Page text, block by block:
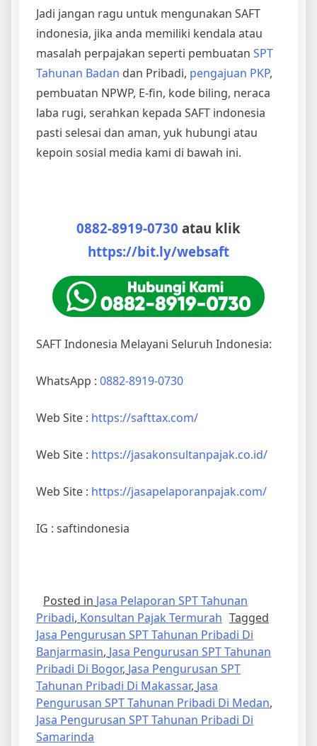
Jadi jangan ragu untuk mengunakan SAFT
indonesia, jika anda memiliki kendala atau
masalah perpajakan seperti pembuatan SPT
Tahunan Badan dan Pribadi, pengajuan PKP,
pembuatan NPWP, E-fin, kode biling, neraca
laba rugi, serahkan kepada SAFT indonesia
pasti selesai dan aman, yuk hubungi atau
kepoin sosial media kami di bawah ini.
0882-8919-0730 atau klik
https://bit.ly/websaft
SAFT Indonesia Melayani Seluruh Indonesia:
WhatsApp : 0882-8919-0730
Web Site : https://safttax.com/
Web Site : https://jasakonsultanpajak.co.id/
Web Site : https://jasapelaporanpajak.com/
IG : saftindonesia
Posted in Jasa Pelaporan SPT Tahunan
Pribadi, Konsultan Pajak Termurah Tagged
Jasa Pengurusan SPT Tahunan Pribadi Di
Banjarmasin, Jasa Pengurusan SPT Tahunan
Pribadi Di Bogor, Jasa Pengurusan SPT
Tahunan Pribadi Di Makassar, Jasa
Pengurusan SPT Tahunan Pribadi Di Medan,
Jasa Pengurusan SPT Tahunan Pribadi Di
Samarinda